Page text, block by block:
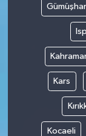
Kars
Kocaeli